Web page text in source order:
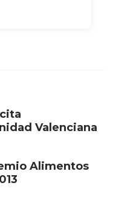
Valenciana
Alimentos